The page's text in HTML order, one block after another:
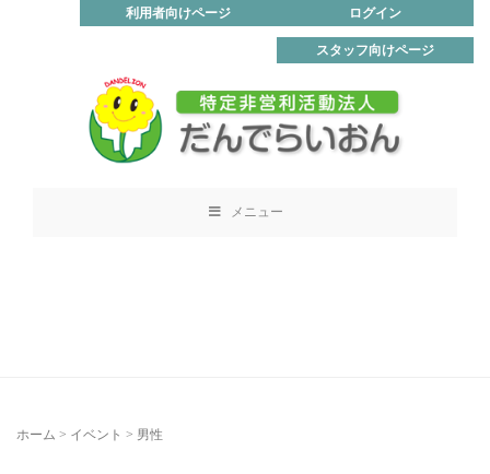
ログイン
利用者向けページ
スタッフ向けページ
メニュー
ホーム > イベント > 男性